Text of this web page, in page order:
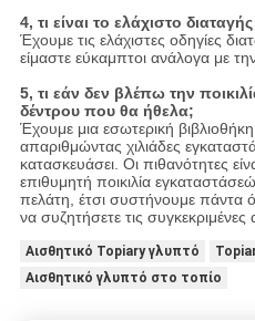
4, τι είναι το ελάχιστο
Έχουμε τις ελάχιστες οδηγίες
είμαστε εύκαμπτοι ανάλογα με την
5, τι εάν δεν βλέπω την
δέντρου που θα ήθελα;
Έχουμε μια εσωτερική
απαριθμώντας χιλιάδες
κατασκευάσει. Οι πιθανότητες
επιθυμητή ποικιλία
πελάτη, έτσι συστήνουμε πάντα
να συζητήσετε τις
Αισθητικό Topiary γλυπτό
Αισθητικό γλυπτό στο τοπίο